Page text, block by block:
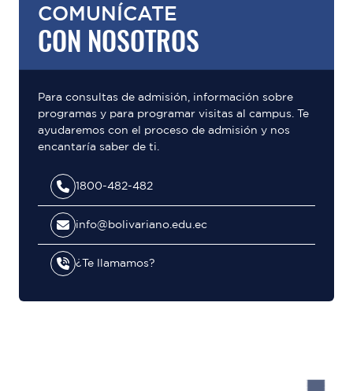
COMUNÍCATE
CON NOSOTROS
Para consultas de admisión, información sobre
programas y para programar visitas al campus. Te
ayudaremos con el proceso de admisión y nos
encantaría saber de ti.
1800-482-482
info@bolivariano.edu.ec
¿Te llamamos?